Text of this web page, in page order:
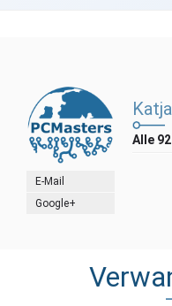
E-Mail
Google+
Alle